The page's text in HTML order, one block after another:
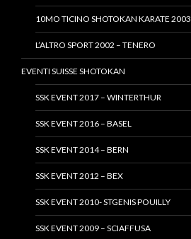
10MO TICINO SHOTOKAN KARATE 2003
L’ALTRO SPORT 2002 – TENERO
EVENTI SUISSE SHOTOKAN
SSK EVENT 2017 – WINTERTHUR
SSK EVENT 2016 – BASEL
SSK EVENT 2014 – BERN
SSK EVENT 2012 – BEX
SSK EVENT 2010- STGENIS POUILLY
SSK EVENT 2009 – SCIAFFUSA